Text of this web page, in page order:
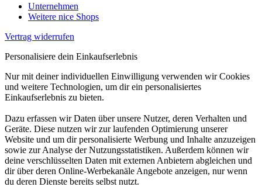
Unternehmen
Weitere nice Shops
Vertrag widerrufen
Personalisiere dein Einkaufserlebnis
Nur mit deiner individuellen Einwilligung verwenden wir Cookies
und weitere Technologien, um dir ein personalisiertes
Einkaufserlebnis zu bieten.
Dazu erfassen wir Daten über unsere Nutzer, deren Verhalten und
Geräte. Diese nutzen wir zur laufenden Optimierung unserer
Website und um dir personalisierte Werbung und Inhalte anzuzeigen
sowie zur Analyse der Nutzungsstatistiken. Außerdem können wir
deine verschlüsselten Daten mit externen Anbietern abgleichen und
dir über deren Online-Werbekanäle Angebote anzeigen, nur wenn
du deren Dienste bereits selbst nutzt.